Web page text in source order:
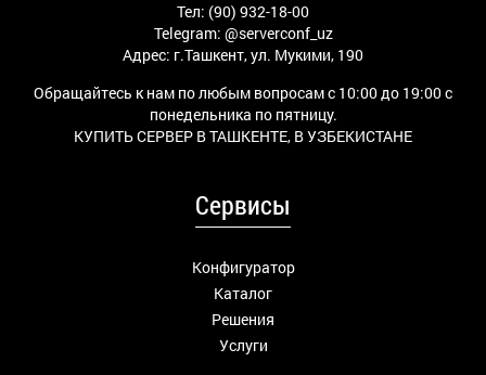
Тел: (90) 932-18-00
Telegram: @serverconf_uz
Адрес: г.Ташкент, ул. Мукими, 190
Обращайтесь к нам по любым вопросам с 10:00 до 19:00 с
понедельника по пятницу.
КУПИТЬ СЕРВЕР В ТАШКЕНТЕ, В УЗБЕКИСТАНЕ
Сервисы
Конфигуратор
Каталог
Решения
Услуги